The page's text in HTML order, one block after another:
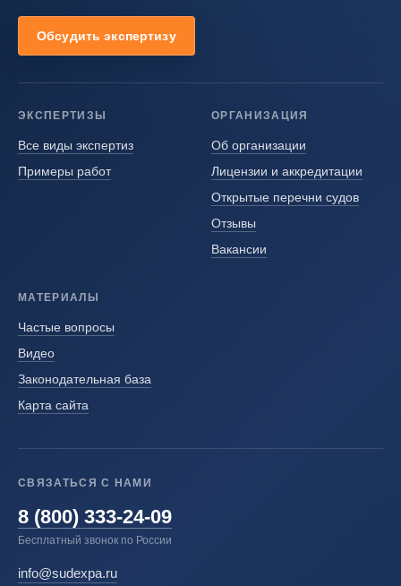
Обсудить экспертизу
ЭКСПЕРТИЗЫ
Все виды экспертиз
Примеры работ
ОРГАНИЗАЦИЯ
Об организации
Лицензии и аккредитации
Открытые перечни судов
Отзывы
Вакансии
МАТЕРИАЛЫ
Частые вопросы
Видео
Законодательная база
Карта сайта
СВЯЗАТЬСЯ С НАМИ
8 (800) 333-24-09
Бесплатный звонок по России
info@sudexpa.ru